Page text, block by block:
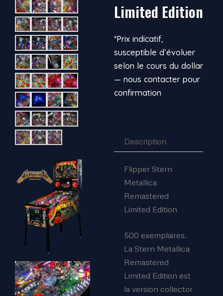
Limited Edition
*Prix indicatif,
susceptible d’évoluer
selon le cours du dollar
— nous contacter pour
confirmation
Description
Flipper Stern
Metallica
Remastered
Limited Edition
500 exemplaires.
La Stern Metallica
Remastered
Limited Edition est
la version collector